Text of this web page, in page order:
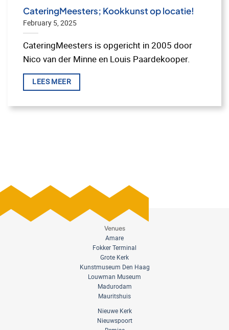
CateringMeesters; Kookkunst op locatie!
February 5, 2025
CateringMeesters is opgericht in 2005 door
Nico van der Minne en Louis Paardekooper.
LEES MEER
Venues
Amare
Fokker Terminal
Grote Kerk
Kunstmuseum Den Haag
Louwman Museum
Madurodam
Mauritshuis
Nieuwe Kerk
Nieuwspoort